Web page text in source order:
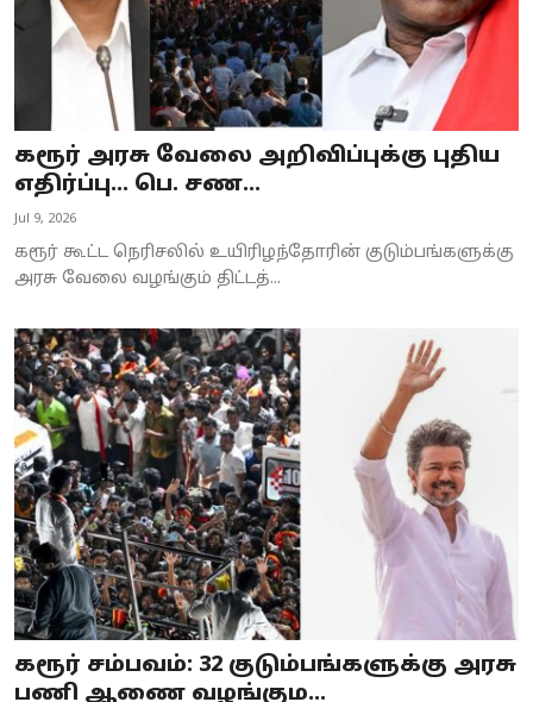
கரூர் அரசு வேலை அறிவிப்புக்கு புதிய
எதிர்ப்பு... பெ. சண...
Jul 9, 2026
கரூர் கூட்ட நெரிசலில் உயிரிழந்தோரின் குடும்பங்களுக்கு
அரசு வேலை வழங்கும் திட்டத்...
கரூர் சம்பவம்: 32 குடும்பங்களுக்கு அரசு
பணி ஆணை வழங்கும...